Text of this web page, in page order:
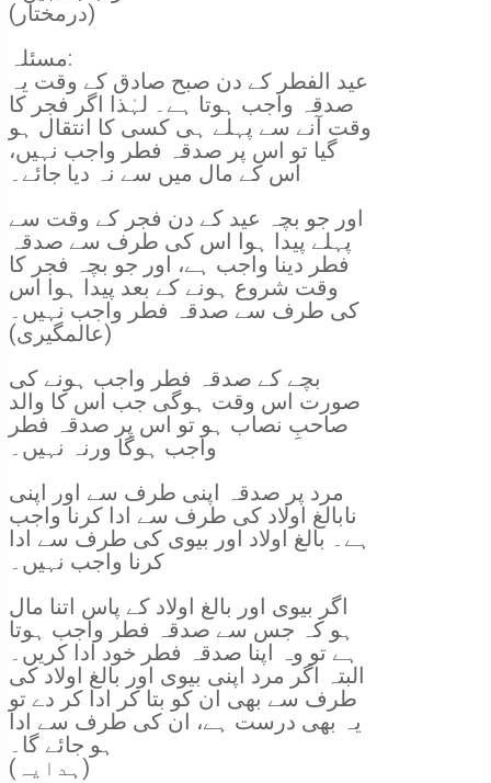
(درمختار)
مسئلہ:
عید الفطر کے دن صبح صادق کے وقت یہ
صدقہ واجب ہوتا ہے۔ لہٰذا اگر فجر کا
وقت آنے سے پہلے ہی کسی کا انتقال ہو
گیا تو اس پر صدقہ فطر واجب نہیں،
اس کے مال میں سے نہ دیا جائے۔
اور جو بچہ عید کے دن فجر کے وقت سے
پہلے پیدا ہوا اس کی طرف سے صدقہ
فطر دینا واجب ہے، اور جو بچہ فجر کا
وقت شروع ہونے کے بعد پیدا ہوا اس
کی طرف سے صدقہ فطر واجب نہیں۔
(عالمگیری)
بچے کے صدقہ فطر واجب ہونے کی
صورت اس وقت ہوگی جب اس کا والد
صاحبِ نصاب ہو تو اس پر صدقہ فطر
واجب ہوگا ورنہ نہیں۔
مرد پر صدقہ اپنی طرف سے اور اپنی
نابالغ اولاد کی طرف سے ادا کرنا واجب
ہے۔ بالغ اولاد اور بیوی کی طرف سے ادا
کرنا واجب نہیں۔
اگر بیوی اور بالغ اولاد کے پاس اتنا مال
ہو کہ جس سے صدقہ فطر واجب ہوتا
ہے تو وہ اپنا صدقہ فطر خود ادا کریں۔
البتہ اگر مرد اپنی بیوی اور بالغ اولاد کی
طرف سے بھی ان کو بتا کر ادا کر دے تو
یہ بھی درست ہے، ان کی طرف سے ادا
ہو جائے گا۔
(ہدایہ)